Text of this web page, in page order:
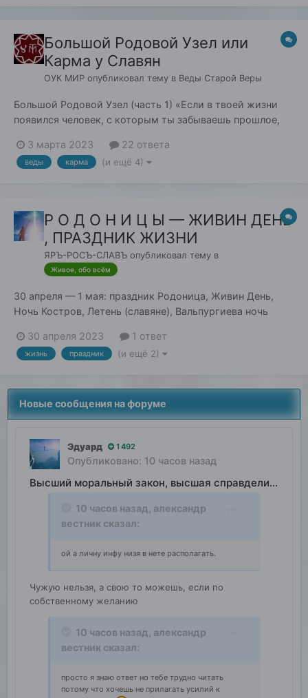
Большой Родовой Узел или
Карма у Славян
ОУК МИР опубликовал тему в Веды Старой Веры
Большой Родовой Узел (часть 1) «Если в твоей жизни
появился человек, с которым ты забываешь прошлое,
Православные Староверы Ингляне и просто люди
стремящиеся к познанию мудрости! Мы продолжаем
3 марта 2023 22 ответа
веды карма (и ещё 4)
Р О Д О Н И Ц Ы — ЖИВИН ДЕНЬ
, ПРАЗДНИК ЖИЗНИ
ЯРЪ-РОСЪ-СЛАВЪ опубликовал тему в
Живое, обо всём
30 апреля — 1 мая: праздник Родоница, Живин День,
Ночь Костров, Летень (славяне), Вальпургиева ночь
открываются границы между Мирами — и на Землю
приходят новые энергии очищения-обновления, новые
30 апреля 2023 1 ответ
жизнь праздник (и ещё 2)
Новые сообщения на форуме
Эдуард 1 492
Опубликовано: 10 часов назад
Высший моральный закон, высшая справделивость
10 часов назад, александр
вестник сказал:
ой а личну инфу низя в нете располагать.
Чужую нельзя, а свою то можешь, если по
собственному желанию
10 часов назад, александр
вестник сказал:
просто я знаю ответ но тебе трудно читать
потому что хочешь не прилагать усилий к